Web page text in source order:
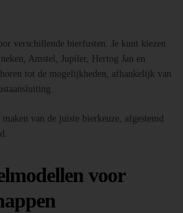
verschillende bierfusten. Je kunt kiezen
Amstel, Jupiler, Hertog Jan en
tot de mogelijkheden, afhankelijk van
van de juiste bierkeuze, afgestemd
voor